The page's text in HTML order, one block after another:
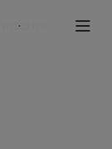
S'inscrire